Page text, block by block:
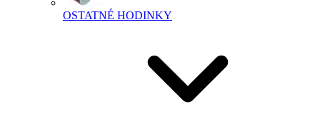
OSTATNÉ HODINKY